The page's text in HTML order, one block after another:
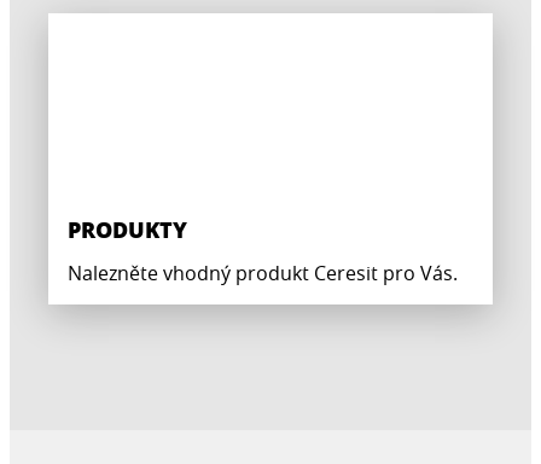
PRODUKTY
Nalezněte vhodný produkt Ceresit pro Vás.